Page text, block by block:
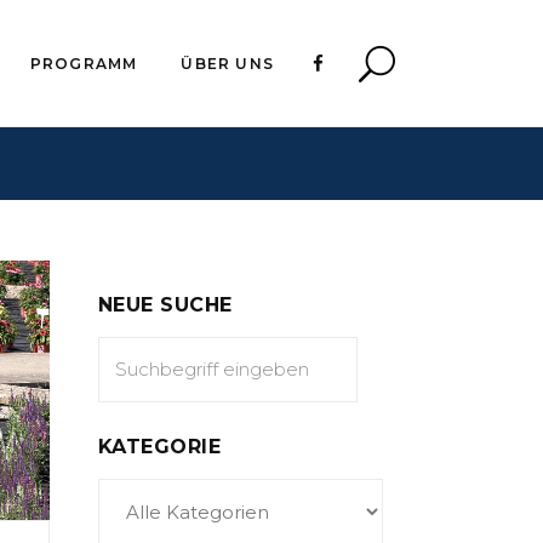
PROGRAMM ÜBER UNS
NEUE SUCHE
KATEGORIE